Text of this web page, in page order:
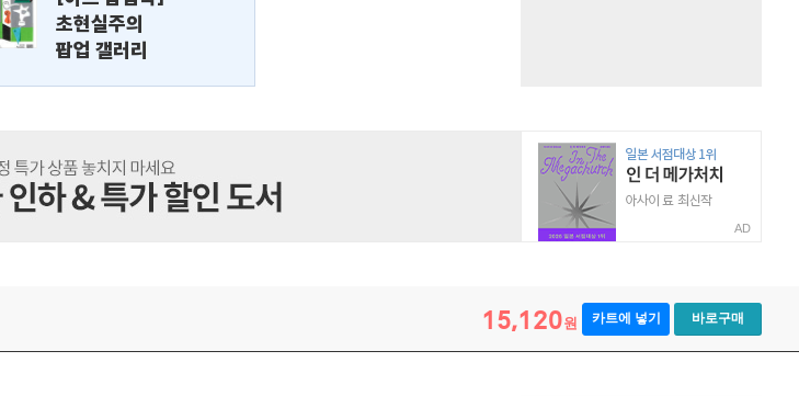
초현실주의
팝업 갤러리
AD
15,120원 카트에 넣기 바로구매